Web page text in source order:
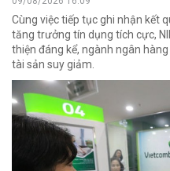
Cùng việc tiếp tục ghi nhận kết
tăng trưởng tín dụng tích cực,
thiện đáng kể, ngành ngân
tài sản suy giảm.